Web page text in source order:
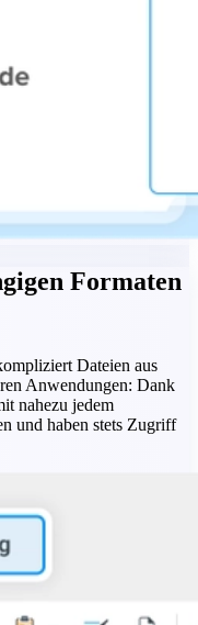
Formaten
Dateien aus
Anwendungen: Dank
nahezu jedem
und haben stets Zugriff